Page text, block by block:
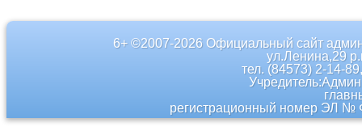
6+ ©2007-2026 Официальный сайт
ул.Ленина,29
тел. (84573) 2-14-
регистрационный номер ЭЛ №